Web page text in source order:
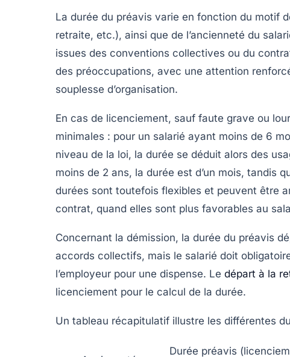
La durée du préavis varie en fonction du motif
retraite, etc.), ainsi que de l’ancienneté du
issues des conventions collectives ou du
des préoccupations, avec une attention
souplesse d’organisation.
En cas de licenciement, sauf faute grave ou
minimales : pour un salarié ayant moins de 6
niveau de la loi, la durée se déduit alors des
moins de 2 ans, la durée est d’un mois, tandis
durées sont toutefois flexibles et peuvent être
contrat, quand elles sont plus favorables au
Concernant la démission, la durée du préavis
accords collectifs, mais le salarié doit
l’employeur pour une dispense. Le départ à la
licenciement pour le calcul de la durée.
Un tableau récapitulatif illustre les différentes
Durée préavis